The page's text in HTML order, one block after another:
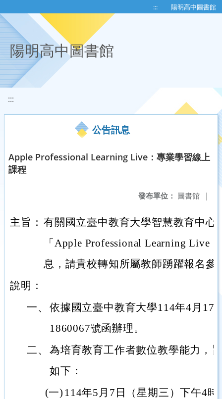
::: 陽明高中圖書館
陽明高中圖書館
:::
公告訊息
Apple Professional Learning Live：專業學習線上
課程
發布單位： 圖書館 |
主旨： 有關國立臺中教育大學智慧教育中心
「Apple Professional Learning Live
息，請貴校轉知所屬教師踴躍報名參
說明：
一、 依據國立臺中教育大學114年4月17
1860067號函辦理。
二、 為培育教育工作者數位教學能力，
如下：
(一) 114年5月7日（星期三）下午4